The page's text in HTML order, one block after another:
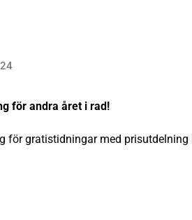
för andra året i rad!
för gratistidningar med